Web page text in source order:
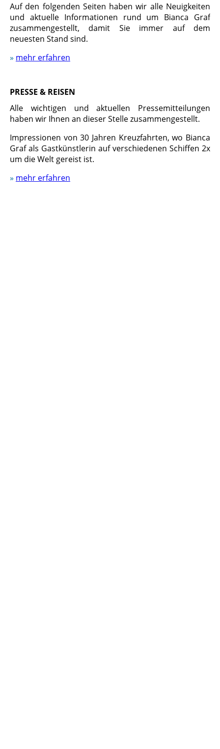
Auf den folgenden Seiten haben wir alle Neuigkeiten
und aktuelle Informationen rund um Bianca Graf
zusammengestellt, damit Sie immer auf dem
neuesten Stand sind.
» mehr erfahren
PRESSE & REISEN
Alle wichtigen und aktuellen Presse­mitteilungen
haben wir Ihnen an dieser Stelle zusammengestellt.
Impressionen von 30 Jahren Kreuzfahrten, wo Bianca
Graf als Gastkünstlerin auf verschiedenen Schiffen 2x
um die Welt gereist ist.
» mehr erfahren